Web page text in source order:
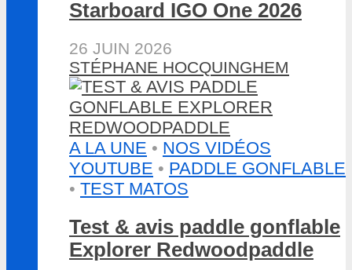
Starboard IGO One 2026
26 JUIN 2026
STÉPHANE HOCQUINGHEM
A LA UNE • NOS VIDÉOS
YOUTUBE • PADDLE GONFLABLE
• TEST MATOS
Test & avis paddle gonflable
Explorer Redwoodpaddle